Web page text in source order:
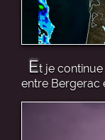
Et je
entre Bergerac